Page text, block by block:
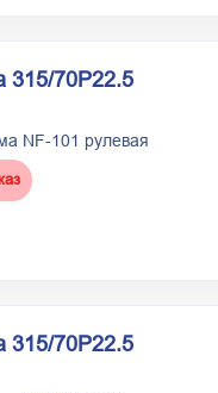
315/70Р22.5
NF-101 рулевая
315/70Р22.5